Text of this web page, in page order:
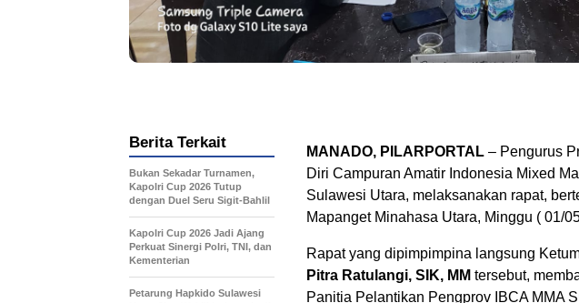
MANADO, PILARPORTAL – Pengurus
Diri Campuran Amatir Indonesia Mixed
Sulawesi Utara, melaksanakan rapat,
Mapanget Minahasa Utara, Minggu ( 01/
Rapat yang dipimpimpina langsung
Pitra Ratulangi, SIK, MM tersebut,
Panitia Pelantikan Pengprov IBCA MMA
Berita Terkait
Bukan Sekadar Turnamen,
Kapolri Cup 2026 Tutup
dengan Duel Seru Sigit-Bahlil
Kapolri Cup 2026 Jadi Ajang
Perkuat Sinergi Polri, TNI, dan
Kementerian
Petarung Hapkido Sulawesi